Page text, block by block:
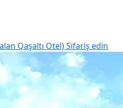
Qaşaltı Otel)Sifariş edin